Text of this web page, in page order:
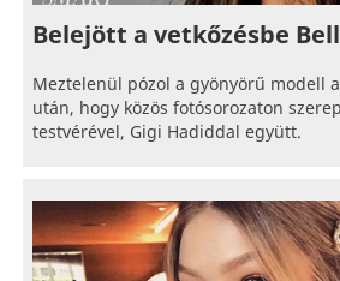
Belejött a vetkőzésbe
Meztelenül pózol a gyönyörű modell
után, hogy közös fotósorozaton
testvérével, Gigi Hadiddal együtt.